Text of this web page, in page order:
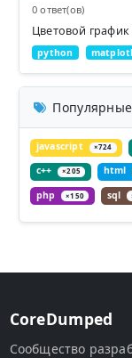
0 ответ(ов)
Цветовой
python
javascript ×724
c++ ×205 html
php ×150 sql
CoreDumped
Сообщество